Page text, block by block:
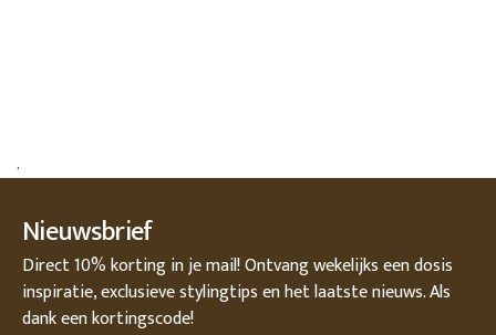
.
Nieuwsbrief
Direct 10% korting in je mail! Ontvang wekelijks een dosis
inspiratie, exclusieve stylingtips en het laatste nieuws. Als
dank een kortingscode!